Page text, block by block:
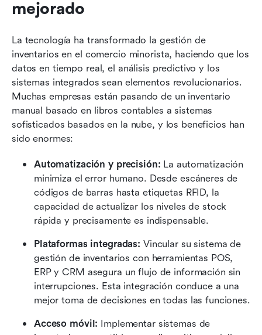
mejorado
La tecnología ha transformado la gestión de
inventarios en el comercio minorista, haciendo que los
datos en tiempo real, el análisis predictivo y los
sistemas integrados sean elementos revolucionarios.
Muchas empresas están pasando de un inventario
manual basado en libros contables a sistemas
sofisticados basados en la nube, y los beneficios han
sido enormes:
Automatización y precisión: La automatización
minimiza el error humano. Desde escáneres de
códigos de barras hasta etiquetas RFID, la
capacidad de actualizar los niveles de stock
rápida y precisamente es indispensable.
Plataformas integradas: Vincular su sistema de
gestión de inventarios con herramientas POS,
ERP y CRM asegura un flujo de información sin
interrupciones. Esta integración conduce a una
mejor toma de decisiones en todas las funciones.
Acceso móvil: Implementar sistemas de